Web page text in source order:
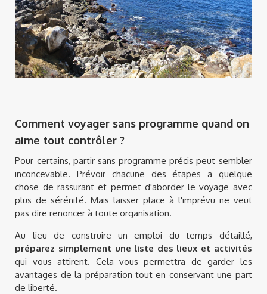
Comment voyager sans programme quand on
aime tout contrôler ?
Pour certains, partir sans programme précis peut sembler
inconcevable. Prévoir chacune des étapes a quelque
chose de rassurant et permet d'aborder le voyage avec
plus de sérénité. Mais laisser place à l'imprévu ne veut
pas dire renoncer à toute organisation.
Au lieu de construire un emploi du temps détaillé,
préparez simplement une liste des lieux et activités
qui vous attirent. Cela vous permettra de garder les
avantages de la préparation tout en conservant une part
de liberté.